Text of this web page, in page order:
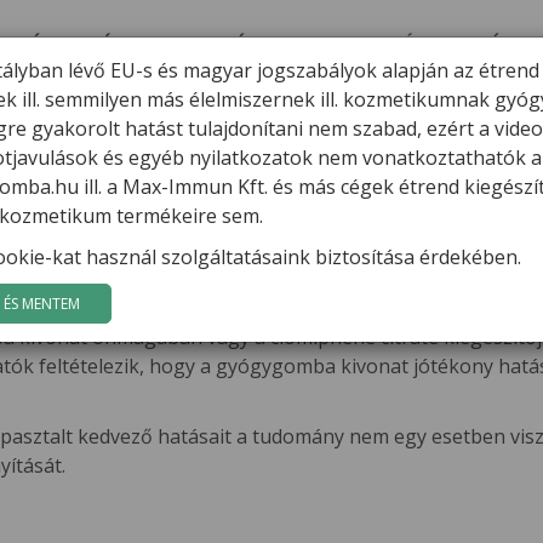
HÍREK VARGA GÁBOR FILMEK GYÓGYGOMBÁK
– klinikai kísérlet igazolta a gyógygomba kivonat
– klinikai kísérlet igazolta
kivonatok hatására állapotjavulást
kísérlet is alátámasztja:
http://www.ncbi.nlm.nih.gov/
kivonat önmagában vagy a clomiphene citrate
feltételezik, hogy a gyógygomba kivonat jótékony
kedvező hatásait a tudomány nem egy esetben
lévő EU-s és magyar jogszabályok alapján az étrend
ill. semmilyen más élelmiszernek ill. kozmetikumnak
gyakorolt hatást tulajdonítani nem szabad, ezért a
és egyéb nyilatkozatok nem vonatkoztathatók a
ill. a Max-Immun Kft. és más cégek étrend
termékeire sem.
kat használ szolgáltatásaink biztosítása érdekében.
MENTEM